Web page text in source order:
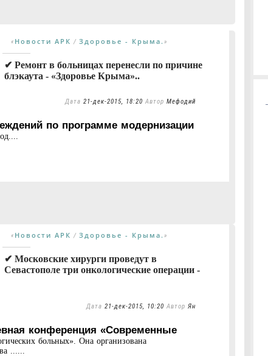
« Новости АРК / Здоровье - Крыма. »
✔ Ремонт в больницах перенесли по причине
блэкаута - «Здоровье Крыма»..
Дата 21-дек-2015, 18:20 Автор Мефодий
по программе модернизации
« Новости АРК / Здоровье - Крыма. »
✔ Московские хирурги проведут в
Севастополе три онкологические операции -
Дата 21-дек-2015, 10:20 Автор Ян
конференция «Современные
больных». Она организована
......